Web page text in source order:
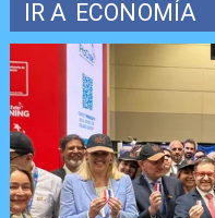
IR A ECONOMÍA